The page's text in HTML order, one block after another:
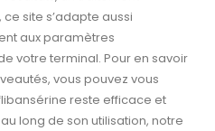
site s’adapte aussi
aux paramètres
votre terminal. Pour en savoir
vous pouvez vous
reste efficace et
long de son utilisation, notre